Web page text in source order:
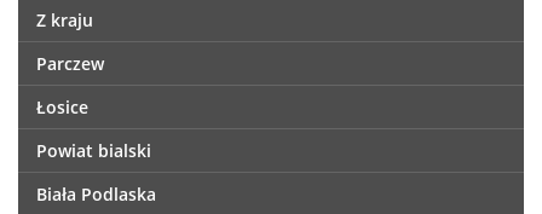
Z kraju
Parczew
Łosice
Powiat bialski
Biała Podlaska